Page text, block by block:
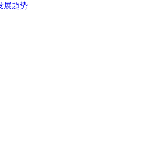
展趋势